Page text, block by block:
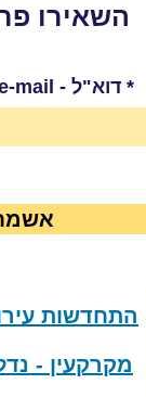
השאירו
e-mail - דוא"ל
התחדשות
מקרקעין -